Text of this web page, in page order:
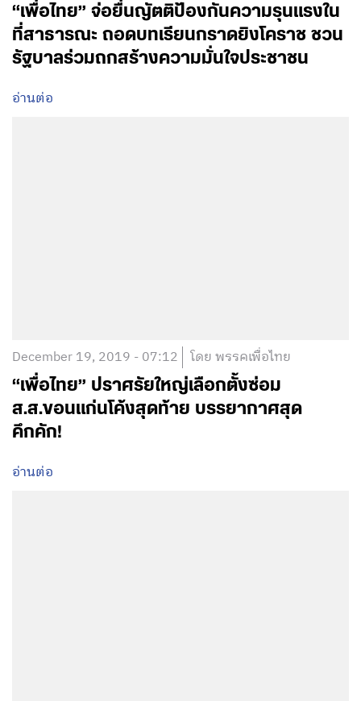
“เพื่อไทย” จ่อยื่นญัตติป้องกันความรุนแรงใน
ที่สาธารณะ ถอดบทเรียนกราดยิงโคราช ชวน
รัฐบาลร่วมถกสร้างความมั่นใจประชาชน
อ่านต่อ
December 19, 2019 - 07:12 โดย พรรคเพื่อไทย
“เพื่อไทย” ปราศรัยใหญ่เลือกตั้งซ่อม
ส.ส.ขอนแก่นโค้งสุดท้าย บรรยากาศสุด
คึกคัก!
อ่านต่อ